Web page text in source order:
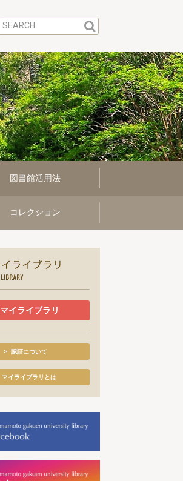
図書館活用法
コレクション
マイライブラリ
認証について
マイライブラリとは